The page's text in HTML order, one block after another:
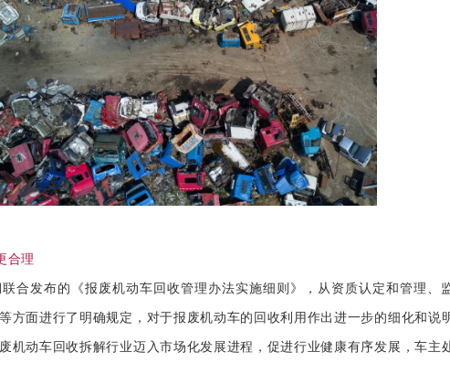
合理
发布的《报废机动车回收管理办法实施细则》，从资质认定和管理、
方面进行了明确规定，对于报废机动车的回收利用作出进一步的细化和说
机动车回收拆解行业迈入市场化发展进程，促进行业健康有序发展，车主